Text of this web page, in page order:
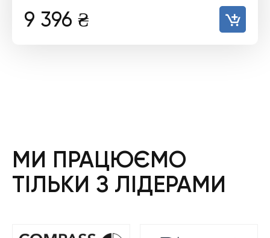
9 396 ₴
МИ ПРАЦЮЄМО
ТІЛЬКИ З ЛІДЕРАМИ